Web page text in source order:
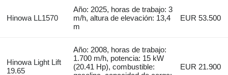
Hinowa LL1570
Año: 2025, horas de trabajo: 3
m/h, altura de elevación: 13,4
m
EUR 53.500
Hinowa Light Lift
19.65
Año: 2008, horas de trabajo:
1.700 m/h, potencia: 15 kW
(20.41 Hp), combustible:
EUR 21.900